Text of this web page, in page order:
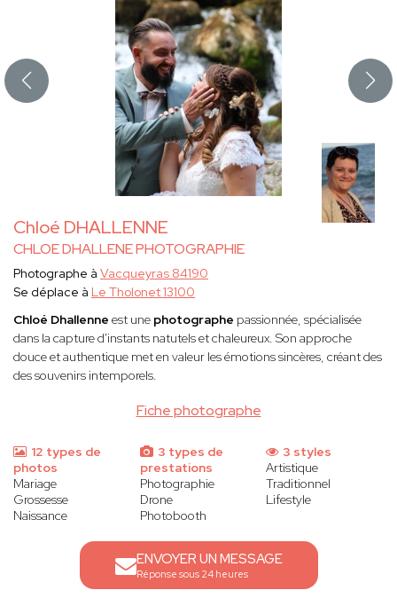
Chloé DHALLENNE
CHLOE DHALLENE PHOTOGRAPHIE
Fiche photographe
Photographe à Vacqueyras 84190
Se déplace à Le Tholonet 13100
Chloé Dhallenne est une photographe passionnée, spécialisée
dans la capture d'instants natutels et chaleureux. Son approche
douce et authentique met en valeur les émotions sincères, créant des
des souvenirs intemporels.
12 types de
photos
Mariage
Grossesse
Naissance
3 types de
prestations
Photographie
Drone
Photobooth
3 styles
Artistique
Traditionnel
Lifestyle
ENVOYER UN MESSAGE
Réponse sous 24 heures